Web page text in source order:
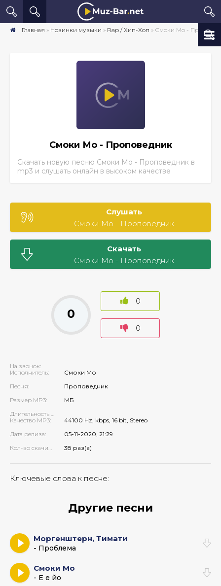
Главная » Новинки музыки » Rap / Хип-Хоп » Смоки Мо - Проповедник скачать песню бесплатно mp3 в хорошем качестве
Смоки Мо - Проповедник
Скачать новую песню Смоки Мо - Проповедник в
mp3 и слушать онлайн в высоком качестве
Слушать
Смоки Мо - Проповедник
Скачать
Смоки Мо - Проповедник
На звонок:
Исполнитель:
Смоки Мо
Песня:
Проповедник
Размер MP3:
МБ
Длительность MP3:
Качество MP3:
44100 Hz, kbps, 16 bit, Stereo
Дата релиза:
05-11-2020, 21:29
Кол-во скачиваний:
38 раз(а)
0
0
0
Ключевые слова к песне:
Другие песни
Моргенштерн, Тимати
- Проблема
Смоки Мо
- Е е йо